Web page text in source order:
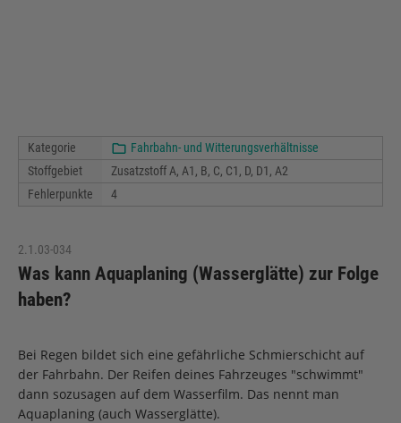
Kategorie
Fahrbahn- und Witterungsverhältnisse
Stoffgebiet
Zusatzstoff A, A1, B, C, C1, D, D1, A2
Fehlerpunkte
4
2.1.03-034
Was kann Aquaplaning (Wasserglätte) zur Folge
haben?
Bei Regen bildet sich eine gefährliche Schmierschicht auf
der Fahrbahn. Der Reifen deines Fahrzeuges "schwimmt"
dann sozusagen auf dem Wasserfilm. Das nennt man
Aquaplaning (auch Wasserglätte).